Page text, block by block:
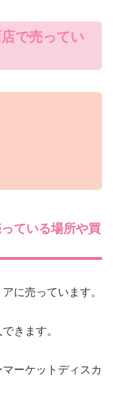
で売ってい
ている場所や買
に売っています。
きます。
ーケットディスカ